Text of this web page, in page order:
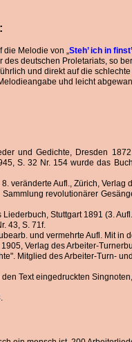
die Melodie von „Steh’ ich in
deutschen Proletariats, so
und direkt auf die
uhd leicht
und Gedichte, Dresden
S. 32 Nr. 154 wurde das
veränderte Aufl., Zürich, Verlag
revolutionärer
Stuttgart 1891 (3.
43, S. 71f.
und vermehrte Aufl. Mit in
Verlag des Arbeiter-
Mitglied des Arbeiter-Turn-
Text eingedruckten